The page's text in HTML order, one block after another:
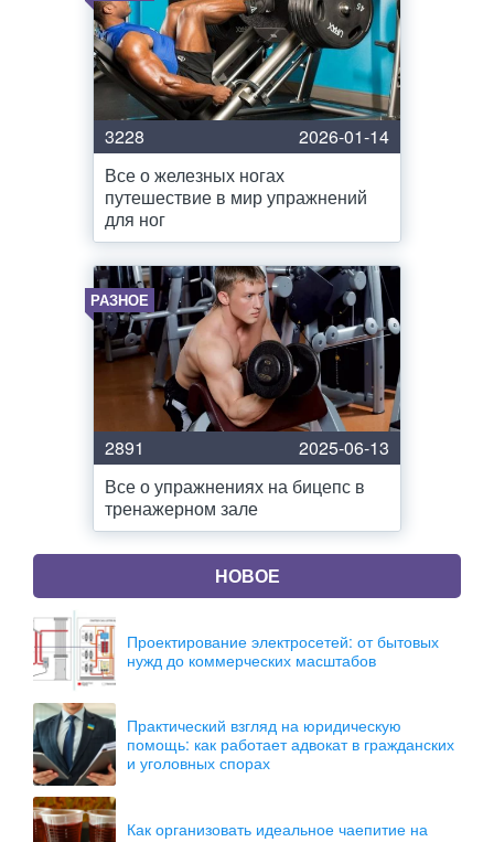
3228
2026-01-14
Все о железных ногах
путешествие в мир упражнений
для ног
РАЗНОЕ
2891
2025-06-13
Все о упражнениях на бицепс в
тренажерном зале
НОВОЕ
Проектирование электросетей: от бытовых
нужд до коммерческих масштабов
Практический взгляд на юридическую
помощь: как работает адвокат в гражданских
и уголовных спорах
Как организовать идеальное чаепитие на